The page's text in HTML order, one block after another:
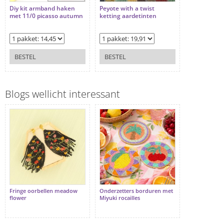
Diy kit armband haken
met 11/0 picasso autumn
BESTEL
Peyote with a twist
ketting aardetinten
BESTEL
Blogs wellicht interessant
Fringe oorbellen meadow
flower
Onderzetters borduren met
Miyuki rocailles